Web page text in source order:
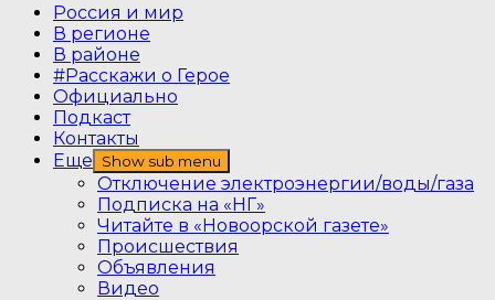
Россия и мир
В регионе
В районе
#Расскажи о Герое
Официально
Подкаст
Контакты
Еще
Show sub menu
Отключение электроэнергии/воды/газа
Подписка на «НГ»
Читайте в «Новоорской газете»
Происшествия
Объявления
Видео